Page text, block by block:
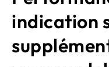
indication